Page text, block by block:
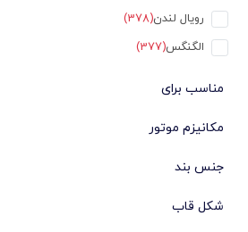
رویال لندن(378)
الگنگس(377)
فردریک کانستانت
سیکو(293)
تامی هیلفیگر
مناسب برای
مکانیزم موتور
جنس بند
شکل قاب